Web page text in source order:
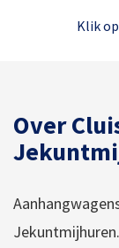
Klik
Over